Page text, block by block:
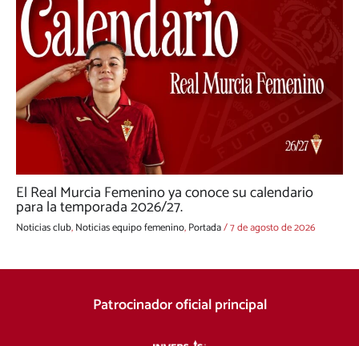
El Real Murcia Femenino ya conoce su calendario
para la temporada 2026/27.
Noticias club,Noticias equipo femenino,Portada/7 de agosto de 2026
Patrocinador oficial principal